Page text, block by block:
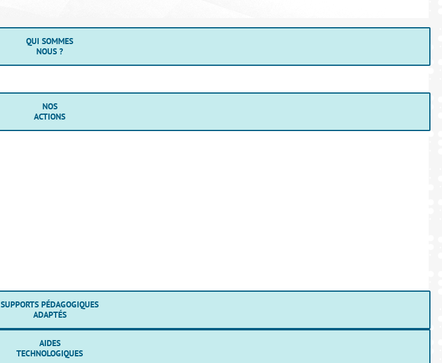
QUI SOMMES
NOUS ?
NOS
ACTIONS
SUPPORTS PÉDAGOGIQUES
ADAPTÉS
AIDES
TECHNOLOGIQUES